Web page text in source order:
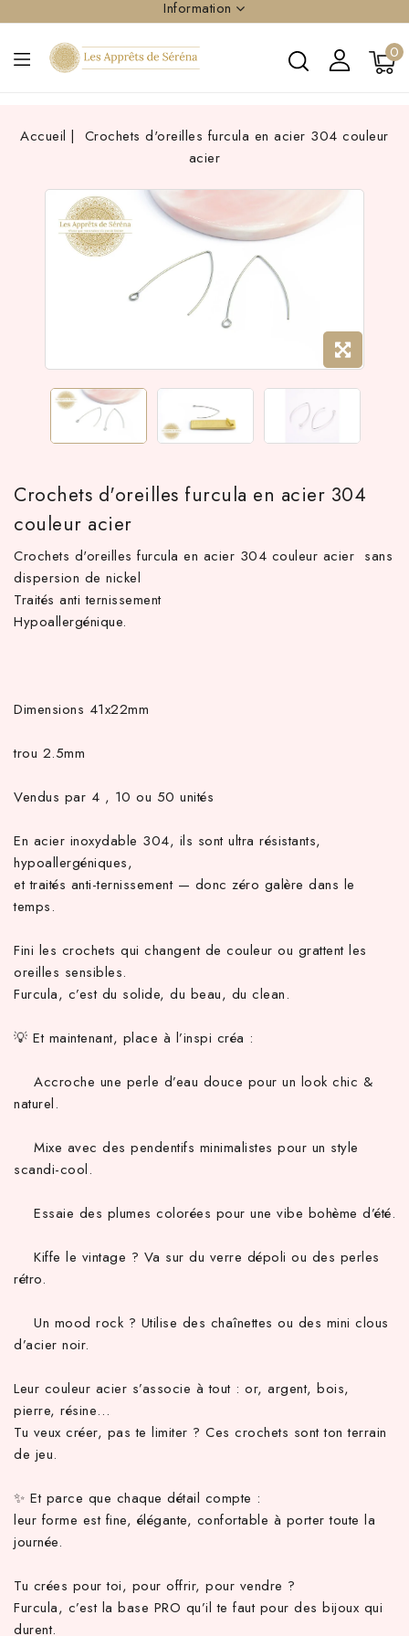
Information
0
Accueil
Crochets d'oreilles furcula en acier 304 couleur
acier
Crochets d'oreilles furcula en acier 304
couleur acier
Crochets d'oreilles furcula en acier 304 couleur acier sans
dispersion de nickel
Traités anti ternissement
Hypoallergénique.
Dimensions 41x22mm
trou 2.5mm
Vendus par 4 , 10 ou 50 unités
En acier inoxydable 304, ils sont ultra résistants,
hypoallergéniques,
et traités anti-ternissement — donc zéro galère dans le
temps.
Fini les crochets qui changent de couleur ou grattent les
oreilles sensibles.
Furcula, c’est du solide, du beau, du clean.
💡 Et maintenant, place à l’inspi créa :
Accroche une perle d’eau douce pour un look chic &
naturel.
Mixe avec des pendentifs minimalistes pour un style
scandi-cool.
Essaie des plumes colorées pour une vibe bohème d’été.
Kiffe le vintage ? Va sur du verre dépoli ou des perles
rétro.
Un mood rock ? Utilise des chaînettes ou des mini clous
d’acier noir.
Leur couleur acier s’associe à tout : or, argent, bois,
pierre, résine…
Tu veux créer, pas te limiter ? Ces crochets sont ton terrain
de jeu.
✨ Et parce que chaque détail compte :
leur forme est fine, élégante, confortable à porter toute la
journée.
Tu crées pour toi, pour offrir, pour vendre ?
Furcula, c’est la base PRO qu’il te faut pour des bijoux qui
durent.